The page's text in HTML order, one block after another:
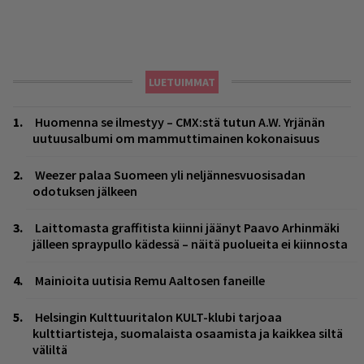
LUETUIMMAT
Huomenna se ilmestyy – CMX:stä tutun A.W. Yrjänän
uutuusalbumi om mammuttimainen kokonaisuus
Weezer palaa Suomeen yli neljännesvuosisadan
odotuksen jälkeen
Laittomasta graffitista kiinni jäänyt Paavo Arhinmäki
jälleen spraypullo kädessä – näitä puolueita ei kiinnosta
Mainioita uutisia Remu Aaltosen faneille
Helsingin Kulttuuritalon KULT-klubi tarjoaa
kulttiartisteja, suomalaista osaamista ja kaikkea siltä
väliltä